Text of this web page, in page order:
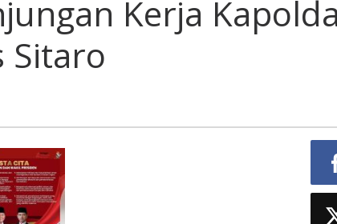
Kerja Kapolda
Sitaro